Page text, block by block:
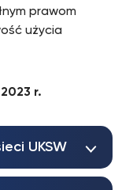
prawom
użycia
r.
UKSW